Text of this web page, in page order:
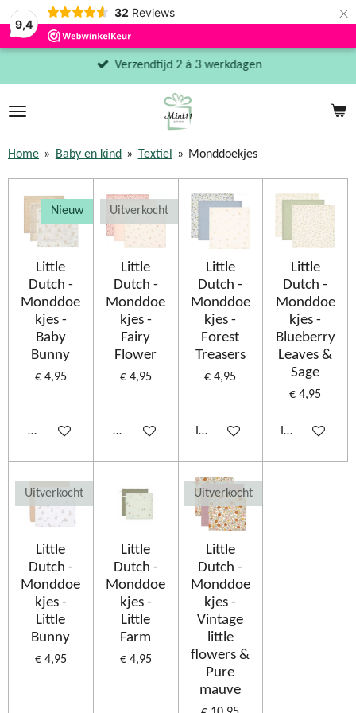
9,4
32 Reviews ×
Verzendtijd 2 á 3 werkdagen
Home » Baby en kind » Textiel » Monddoekjes
Nieuw
Little
Dutch -
Monddoe
kjes -
Baby
Bunny
€ 4,95
Houd mij op de hoogte
Uitverkocht
Little
Dutch -
Monddoe
kjes -
Fairy
Flower
€ 4,95
Houd mij op de hoogte
Little
Dutch -
Monddoe
kjes -
Forest
Treasers
€ 4,95
In winkelwagen
Little
Dutch -
Monddoe
kjes -
Blueberry
Leaves &
Sage
€ 4,95
In
Uitverkocht
Little
Dutch -
Monddoe
kjes -
Little
Bunny
€ 4,95
Little
Dutch -
Monddoe
kjes -
Little
Farm
€ 4,95
Uitverkocht
Little
Dutch -
Monddoe
kjes -
Vintage
little
flowers &
Pure
mauve